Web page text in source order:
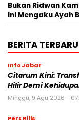
Bukan Ridwan
Ini Mengaku Ayah
BERITA TERBARU
Info Jabar
Citarum Kini:
Hilir Demi
Minggu, 9 Agu 2026 -